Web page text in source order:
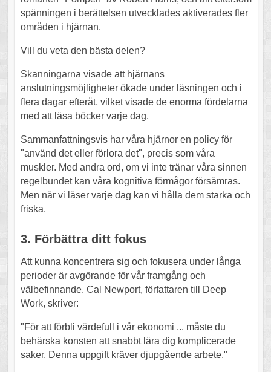
spänningen i berättelsen utvecklades aktiverades fler
områden i hjärnan.
Vill du veta den bästa delen?
Skanningarna visade att hjärnans
anslutningsmöjligheter ökade under läsningen och i
flera dagar efteråt, vilket visade de enorma fördelarna
med att läsa böcker varje dag.
Sammanfattningsvis har våra hjärnor en policy för
"använd det eller förlora det", precis som våra
muskler. Med andra ord, om vi inte tränar våra sinnen
regelbundet kan våra kognitiva förmågor försämras.
Men när vi läser varje dag kan vi hålla dem starka och
friska.
3. Förbättra ditt fokus
Att kunna koncentrera sig och fokusera under långa
perioder är avgörande för vår framgång och
välbefinnande. Cal Newport, författaren till Deep
Work, skriver:
"För att förbli värdefull i vår ekonomi ... måste du
behärska konsten att snabbt lära dig komplicerade
saker. Denna uppgift kräver djupgående arbete."